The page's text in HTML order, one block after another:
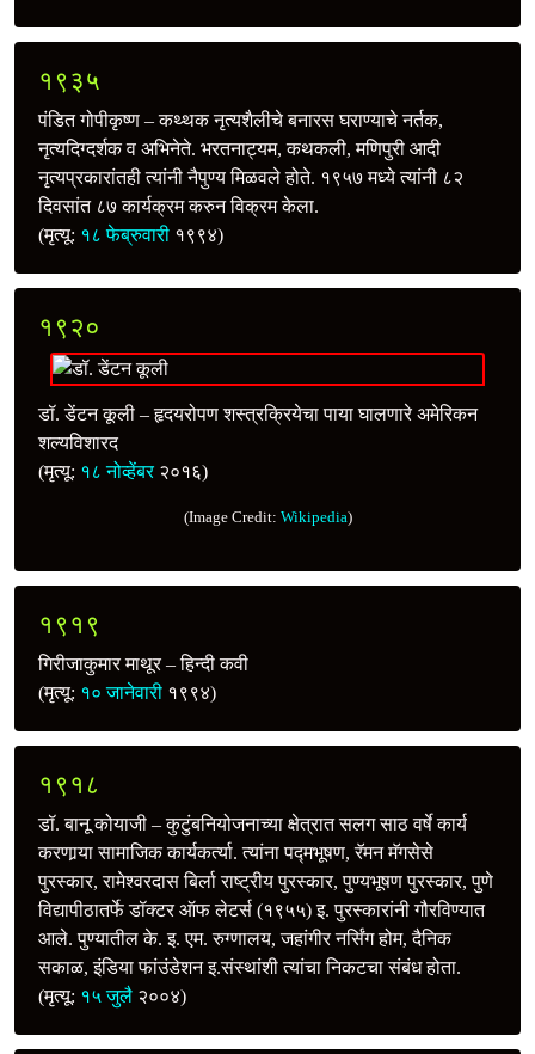
१९३५
पंडित गोपीकृष्ण – कथ्थक नृत्यशैलीचे बनारस घराण्याचे नर्तक,
नृत्यदिग्दर्शक व अभिनेते. भरतनाट्यम, कथकली, मणिपुरी आदी
नृत्यप्रकारांतही त्यांनी नैपुण्य मिळवले होते. १९५७ मध्ये त्यांनी ८२
दिवसांत ८७ कार्यक्रम करुन विक्रम केला.
(मृत्यू: १८ फेब्रुवारी १९९४)
१९२०
डॉ. डेंटन कूली – हृदयरोपण शस्त्रक्रियेचा पाया घालणारे अमेरिकन
शल्यविशारद
(मृत्यू: १८ नोव्हेंबर२०१६)
(Image Credit: Wikipedia)
१९१९
गिरीजाकुमार माथूर – हिन्दी कवी
(मृत्यू: १० जानेवारी १९९४)
१९१८
डॉ. बानू कोयाजी – कुटुंबनियोजनाच्या क्षेत्रात सलग साठ वर्षे कार्य
करणार्‍या सामाजिक कार्यकर्त्या. त्यांना पद्मभूषण, रॅमन मॅगसेसे
पुरस्कार, रामेश्वरदास बिर्ला राष्ट्रीय पुरस्कार, पुण्यभूषण पुरस्कार, पुणे
विद्यापीठातर्फे डॉक्टर ऑफ लेटर्स (१९५५) इ. पुरस्कारांनी गौरविण्यात
आले. पुण्यातील के. इ. एम. रुग्णालय, जहांगीर नर्सिंग होम, दैनिक
सकाळ, इंडिया फांउंडेशन इ.संस्थांशी त्यांचा निकटचा संबंध होता.
(मृत्यू: १५ जुलै २००४)